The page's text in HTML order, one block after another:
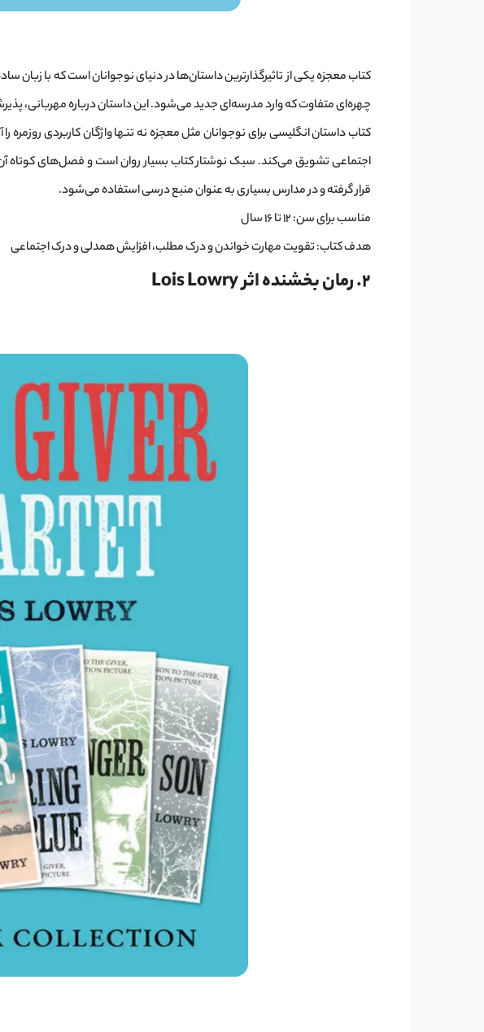
کتاب معجزه یکی از تاثیرگذارترین داستان‌ها در دنیای نوجوانان است که با زبان
چهره‌ای متفاوت که وارد مدرسه‌ای جدید می‌شود. این داستان درباره مهربانی،
کتاب داستان انگلیسی برای نوجوانان مثل معجزه نه تنها واژگان کاربردی
اجتماعی تشویق می‌کند. سبک نوشتار کتاب بسیار روان است و فصل‌های کوتاه
قرار گرفته و در مدارس بسیاری به عنوان منبع درسی استفاده می‌شود.
مناسب برای سن: ۱۲ تا ۱۶ سال
هدف کتاب: تقویت مهارت خواندن و درک مطلب، افزایش همدلی و درک اجتماعی
2. رمان بخشنده اثر Lois Lowry